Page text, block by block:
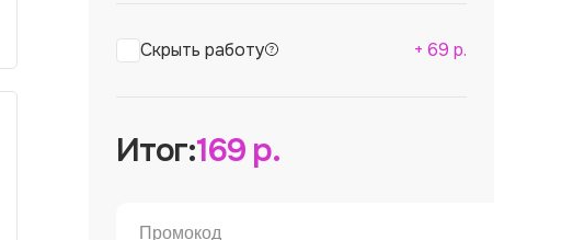
Скрыть работу + 69 р.
Итог:169р.